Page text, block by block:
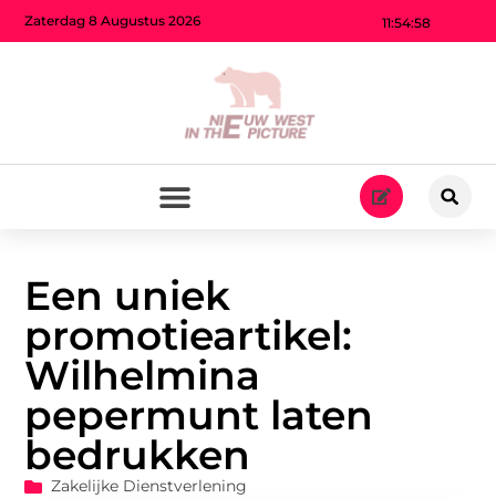
11:54:59
Zaterdag 8 Augustus 2026
Een uniek
promotieartikel:
Wilhelmina
pepermunt laten
bedrukken
Zakelijke Dienstverlening